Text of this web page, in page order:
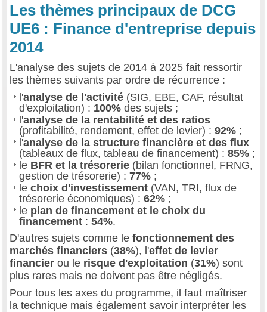
Les thèmes principaux de DCG
UE6 : Finance d'entreprise depuis
2014
L'analyse des sujets de 2014 à 2025 fait ressortir
les thèmes suivants par ordre de récurrence :
l'analyse de l'activité (SIG, EBE, CAF, résultat
d'exploitation) : 100% des sujets ;
l'analyse de la rentabilité et des ratios
(profitabilité, rendement, effet de levier) : 92% ;
l'analyse de la structure financière et des flux
(tableaux de flux, tableau de financement) : 85% ;
le BFR et la trésorerie (bilan fonctionnel, FRNG,
gestion de trésorerie) : 77% ;
le choix d'investissement (VAN, TRI, flux de
trésorerie économiques) : 62% ;
le plan de financement et le choix du
financement : 54%.
D'autres sujets comme le fonctionnement des
marchés financiers (38%), l'effet de levier
financier ou le risque d'exploitation (31%) sont
plus rares mais ne doivent pas être négligés.
Pour tous les axes du programme, il faut maîtriser
la technique mais également savoir interpréter les